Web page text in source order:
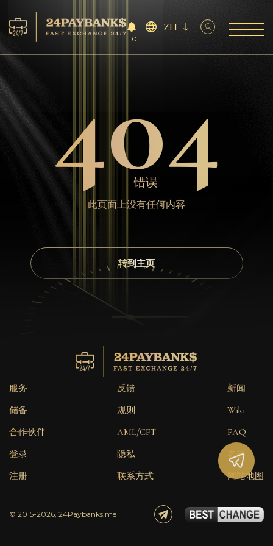
服务
储备
合作伙伴
反馈
规则
AML/CFT
隐私
联系方式
名誉
网站地图
0
ZH
404
错误
此页面上没有任何内容
转到主页
服务
储备
合作伙伴
登录
注册
反馈
规则
AML/CFT
隐私
联系方式
新闻
Wiki
FAQ
名誉
网站地图
© 2015-2026, 24Paybanks.me